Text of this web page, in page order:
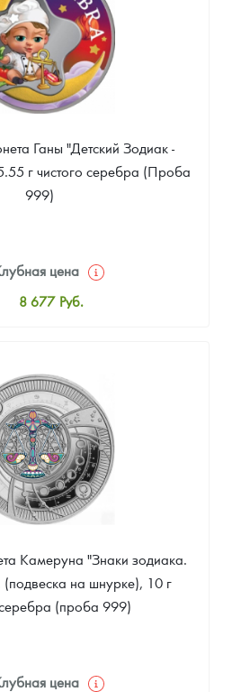
Ганы "Детский Зодиак -
г чистого серебра (Проба
999)
цена
8 677 Руб.
Цена выкупа
Звоните
Камеруна "Знаки зодиака.
на шнурке), 10 г
(проба 999)
цена